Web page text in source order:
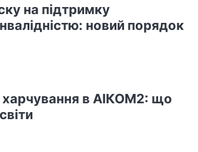
на підтримку
новий порядок
харчування в АІКОМ2: що